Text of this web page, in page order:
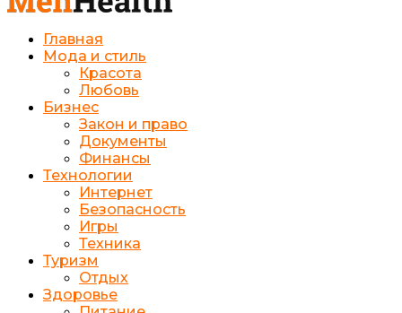
Главная
Мода и стиль
Красота
Любовь
Бизнес
Закон и право
Документы
Финансы
Технологии
Интернет
Безопасность
Игры
Техника
Туризм
Отдых
Здоровье